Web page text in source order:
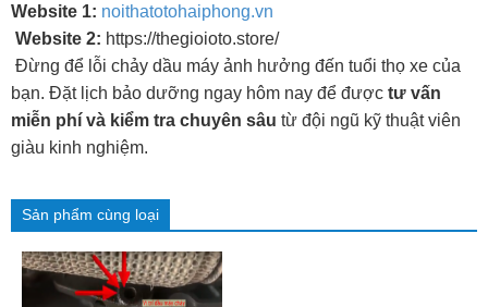
Website 1: noithatotohaiphong.vn
Website 2: https://thegioioto.store/
Đừng để lỗi chảy dầu máy ảnh hưởng đến tuổi thọ xe của
bạn. Đặt lịch bảo dưỡng ngay hôm nay để được tư vấn
miễn phí và kiểm tra chuyên sâu từ đội ngũ kỹ thuật viên
giàu kinh nghiệm.
Sản phẩm cùng loại